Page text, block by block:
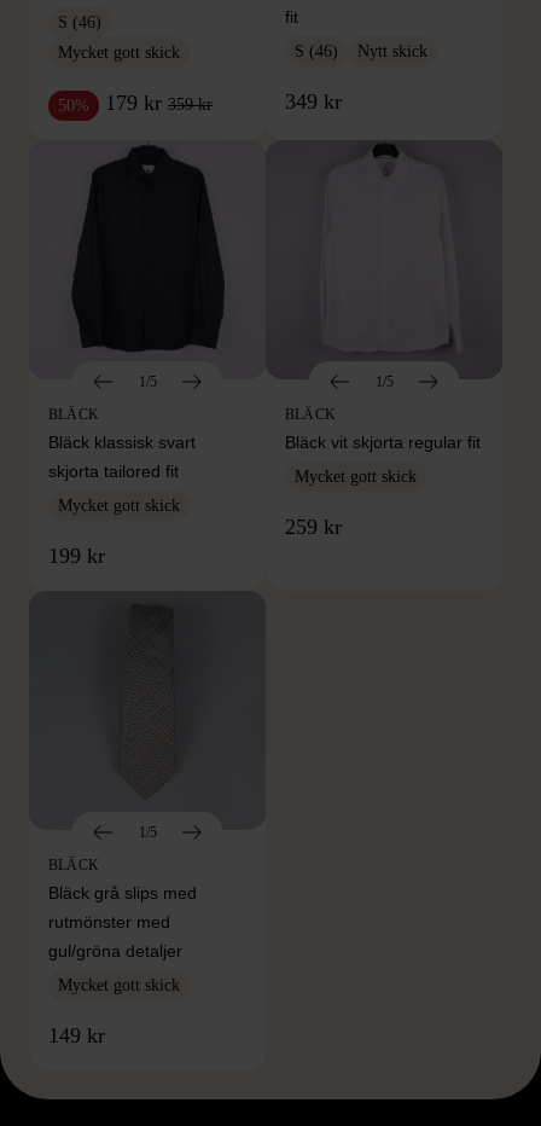
S (46)
Mycket gott skick
50% 179 kr 359 kr
fit
S (46) Nytt skick
349 kr
1/5
BLÄCK
Bläck klassisk svart
skjorta tailored fit
Mycket gott skick
199 kr
1/5
BLÄCK
Bläck vit skjorta regular fit
Mycket gott skick
259 kr
1/5
BLÄCK
Bläck grå slips med
rutmönster med
gul/gröna detaljer
Mycket gott skick
149 kr